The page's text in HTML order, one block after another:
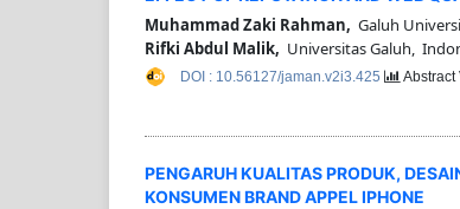
Muhammad Zaki Rahman, Galuh
Rifki Abdul Malik, Universitas Galuh,
DOI : 10.56127/jaman.v2i3.425 Abstract
PENGARUH KUALITAS PRODUK,
KONSUMEN BRAND APPEL IPHONE